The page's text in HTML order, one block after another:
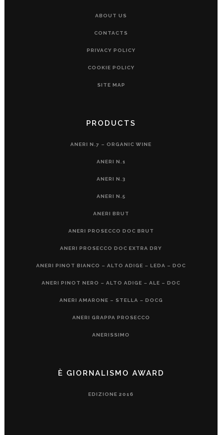
ABOUT US
CONTACTS
PRIVACY POLICY
COOKIE POLICY
SITE MAP
PRODUCTS
ANERI N.7 – ORGANIC WINE
ANERI N.1
ANERI N.3
ANERI N.5
ANERI BRUT
ANERI PROSECCO DOC BRUT
ANERI PROSECCO DOC EXTRA DRY
ANERI PINOT BIANCO – ALTO ADIGE – LEDA – DOC
ANERI PINOT NERO – ALTO ADIGE – ALE – DOC
ANERI AMARONE – STELLA – DOCG
ANERI GRAPPA PROSECCO
ANERISSIMO
È GIORNALISMO AWARD
EDIZIONE 2016